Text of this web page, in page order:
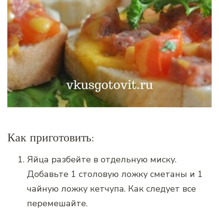
Как приготовить:
Яйца разбейте в отдельную миску.
Добавьте 1 столовую ложку сметаны и 1
чайную ложку кетчупа. Как следует все
перемешайте.